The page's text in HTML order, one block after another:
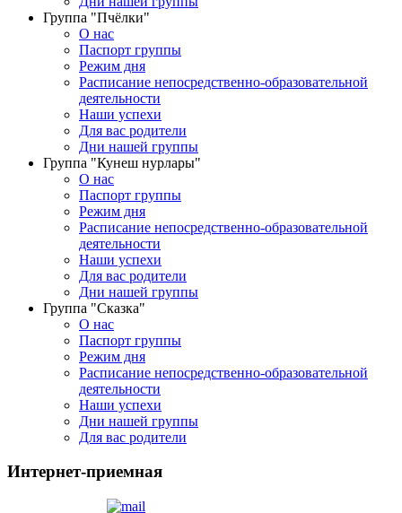
Группа "Пчёлки"
О нас
Паспорт группы
Режим дня
Расписание непосредственно-образовательной
деятельности
Наши успехи
Для вас родители
Дни нашей группы
Группа "Кунеш нурлары"
О нас
Паспорт группы
Режим дня
Расписание непосредственно-образовательной
деятельности
Наши успехи
Для вас родители
Дни нашей группы
Группа "Сказка"
О нас
Паспорт группы
Режим дня
Расписание непосредственно-образовательной
деятельности
Наши успехи
Дни нашей группы
Для вас родители
Интернет-приемная